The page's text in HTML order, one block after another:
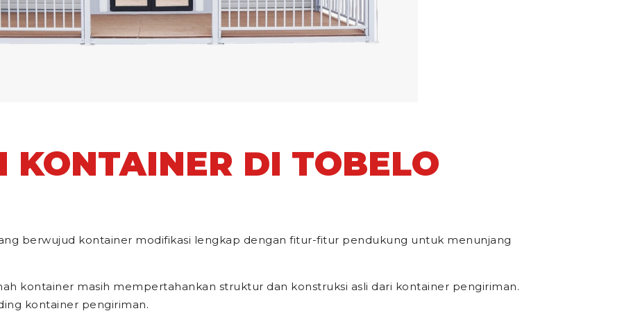
KONTAINER DI TOBELO
berwujud kontainer modifikasi lengkap dengan fitur-fitur pendukung untuk menunjang
kontainer masih mempertahankan struktur dan konstruksi asli dari kontainer pengiriman.
kontainer pengiriman.